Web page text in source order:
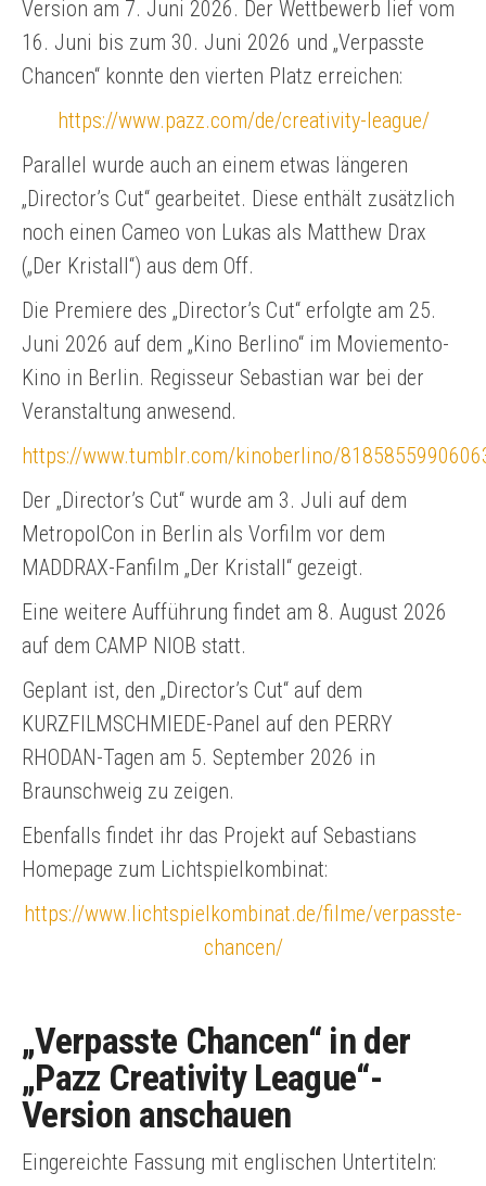
Version am 7. Juni 2026. Der Wettbewerb lief vom
16. Juni bis zum 30. Juni 2026 und „Verpasste
Chancen“ konnte den vierten Platz erreichen:
https://www.pazz.com/de/creativity-league/
Parallel wurde auch an einem etwas längeren
„Director’s Cut“ gearbeitet. Diese enthält zusätzlich
noch einen Cameo von Lukas als Matthew Drax
(„Der Kristall“) aus dem Off.
Die Premiere des „Director’s Cut“ erfolgte am 25.
Juni 2026 auf dem „Kino Berlino“ im Moviemento-
Kino in Berlin. Regisseur Sebastian war bei der
Veranstaltung anwesend.
https://www.tumblr.com/kinoberlino/
Der „Director’s Cut“ wurde am 3. Juli auf dem
MetropolCon in Berlin als Vorfilm vor dem
MADDRAX-Fanfilm „Der Kristall“ gezeigt.
Eine weitere Aufführung findet am 8. August 2026
auf dem CAMP NIOB statt.
Geplant ist, den „Director’s Cut“ auf dem
KURZFILMSCHMIEDE-Panel auf den PERRY
RHODAN-Tagen am 5. September 2026 in
Braunschweig zu zeigen.
Ebenfalls findet ihr das Projekt auf Sebastians
Homepage zum Lichtspielkombinat:
https://www.lichtspielkombinat.de/filme/verpasste-
chancen/
„Verpasste Chancen“ in der
„Pazz Creativity League“-
Version anschauen
Eingereichte Fassung mit englischen Untertiteln: